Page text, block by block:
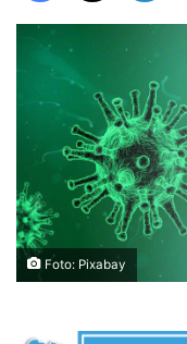
Foto: Pixabay